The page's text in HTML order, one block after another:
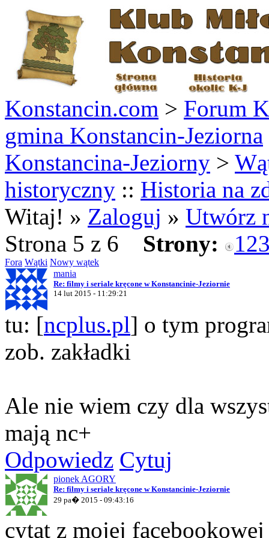
Konstancin.com > Forum
gmina Konstancin-Jeziorna
Konstancina-Jeziorny >
historyczny :: Historia na
Witaj! » Zaloguj » Utwórz
Strona 5 z 6 Strony: 12
Fora Wątki Nowy wątek
mania
Re: filmy i seriale kręcone w Konstancinie-Jeziornie
14 lut 2015 - 11:29:21
tu: [ncplus.pl] o tym
zob. zakładki
Ale nie wiem czy dla
mają nc+
Odpowiedz Cytuj
pionek AGORY
Re: filmy i seriale kręcone w Konstancinie-Jeziornie
29 pa� 2015 - 09:43:16
cytat z mojej